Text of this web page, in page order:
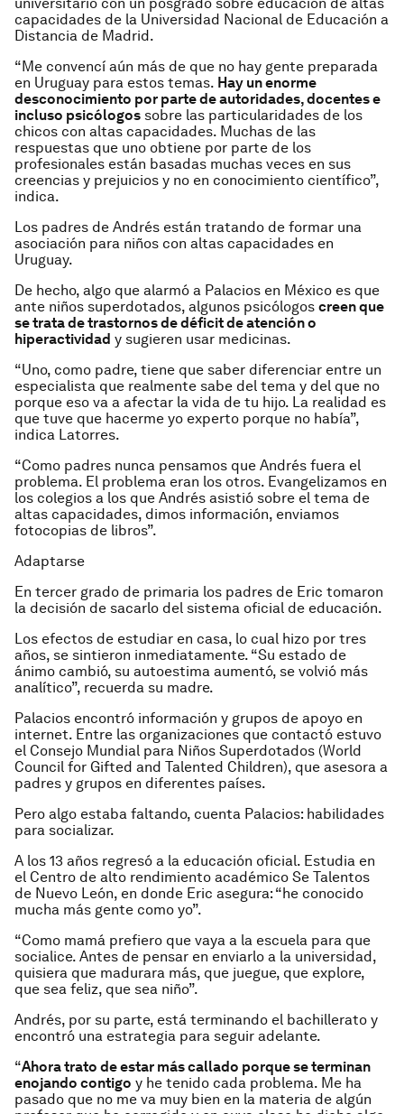
capacidades de la Universidad Nacional de Educación a
Distancia de Madrid.
“Me convencí aún más de que no hay gente preparada
en Uruguay para estos temas. Hay un enorme
desconocimiento por parte de autoridades, docentes e
incluso psicólogos sobre las particularidades de los
chicos con altas capacidades. Muchas de las
respuestas que uno obtiene por parte de los
profesionales están basadas muchas veces en sus
creencias y prejuicios y no en conocimiento científico”,
indica.
Los padres de Andrés están tratando de formar una
asociación para niños con altas capacidades en
Uruguay.
De hecho, algo que alarmó a Palacios en México es que
ante niños superdotados, algunos psicólogos creen que
se trata de trastornos de déficit de atención o
hiperactividad y sugieren usar medicinas.
“Uno, como padre, tiene que saber diferenciar entre un
especialista que realmente sabe del tema y del que no
porque eso va a afectar la vida de tu hijo. La realidad es
que tuve que hacerme yo experto porque no había”,
indica Latorres.
“Como padres nunca pensamos que Andrés fuera el
problema. El problema eran los otros. Evangelizamos en
los colegios a los que Andrés asistió sobre el tema de
altas capacidades, dimos información, enviamos
fotocopias de libros”.
Adaptarse
En tercer grado de primaria los padres de Eric tomaron
la decisión de sacarlo del sistema oficial de educación.
Los efectos de estudiar en casa, lo cual hizo por tres
años, se sintieron inmediatamente. “Su estado de
ánimo cambió, su autoestima aumentó, se volvió más
analítico”, recuerda su madre.
Palacios encontró información y grupos de apoyo en
internet. Entre las organizaciones que contactó estuvo
el Consejo Mundial para Niños Superdotados (World
Council for Gifted and Talented Children), que asesora a
padres y grupos en diferentes países.
Pero algo estaba faltando, cuenta Palacios: habilidades
para socializar.
A los 13 años regresó a la educación oficial. Estudia en
el Centro de alto rendimiento académico Se Talentos
de Nuevo León, en donde Eric asegura: “he conocido
mucha más gente como yo”.
“Como mamá prefiero que vaya a la escuela para que
socialice. Antes de pensar en enviarlo a la universidad,
quisiera que madurara más, que juegue, que explore,
que sea feliz, que sea niño”.
Andrés, por su parte, está terminando el bachillerato y
encontró una estrategia para seguir adelante.
“Ahora trato de estar más callado porque se terminan
enojando contigo y he tenido cada problema. Me ha
pasado que no me va muy bien en la materia de algún